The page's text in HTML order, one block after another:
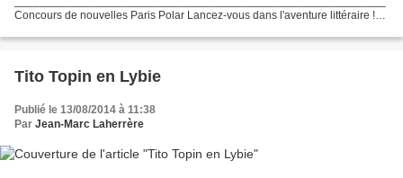
Concours de nouvelles Paris Polar Lancez-vous dans l'aventure littéraire !
Tito Topin en Lybie
Publié le 13/08/2014 à 11:38
Par Jean-Marc Laherrère